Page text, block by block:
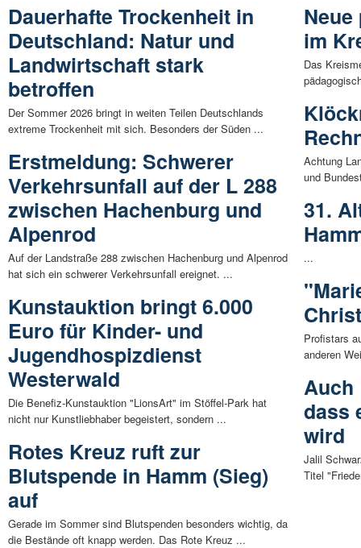
Dauerhafte Trockenheit in
Deutschland: Natur und
Landwirtschaft stark
betroffen
Der Sommer 2026 bringt in weiten Teilen Deutschlands
extreme Trockenheit mit sich. Besonders der Süden ...
Erstmeldung: Schwerer
Verkehrsunfall auf der L 288
zwischen Hachenburg und
Alpenrod
Auf der Landstraße 288 zwischen Hachenburg und Alpenrod
hat sich ein schwerer Verkehrsunfall ereignet. ...
Kunstauktion bringt 6.000
Euro für Kinder- und
Jugendhospizdienst
Westerwald
Die Benefiz-Kunstauktion "LionsArt" im Stöffel-Park hat
nicht nur Kunstliebhaber begeistert, sondern ...
Rotes Kreuz ruft zur
Blutspende in Hamm (Sieg)
auf
Gerade im Sommer sind Blutspenden besonders wichtig, da
die Bestände oft knapp werden. Das Rote Kreuz ...
im
Das
Achtung
und
31.
...
Profistars
anderen
Auch
dass
wird
Jalil
Titel